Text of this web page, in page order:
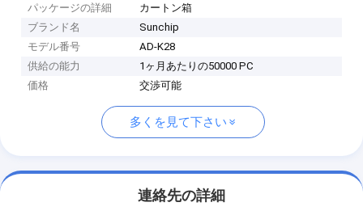
パッケージの詳細
カートン箱
ブランド名
Sunchip
モデル番号
AD-K28
供給の能力
1ヶ月あたりの50000 PC
価格
交渉可能
多くを見て下さい
連絡先の詳細